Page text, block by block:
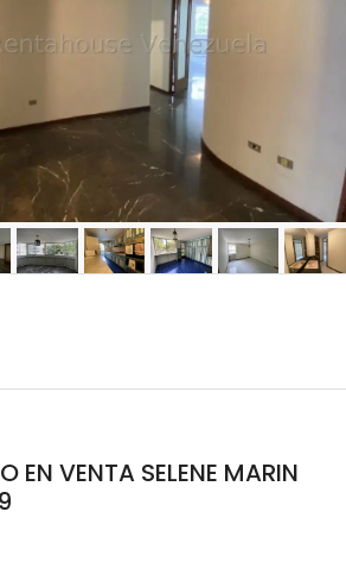
EN VENTA SELENE MARIN